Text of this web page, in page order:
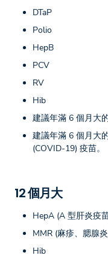
DTaP
Polio
HepB
PCV
RV
Hib
建議年滿 6 個月大
建議年滿 6 個月大
(COVID-19) 疫苗。
12 個月大
HepA (A 型肝炎疫
MMR (麻疹、腮腺
Hib